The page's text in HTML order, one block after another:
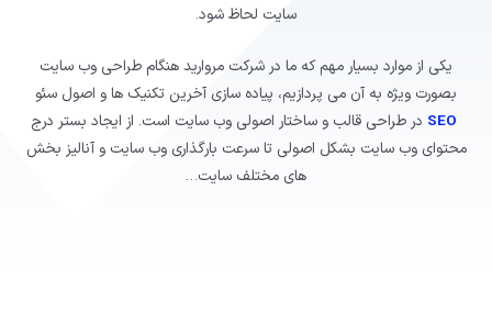
سایت لحاظ شود.
یکی از موارد بسیار مهم که ما در شرکت مروارید هنگام طراحی وب سایت
بصورت ویژه به آن می پردازیم، پیاده سازی آخرین تکنیک ها و اصول سئو
SEO در طراحی قالب و ساختار اصولی وب سایت است. از ایجاد بستر درج
محتوای وب سایت بشکل اصولی تا سرعت بارگذاری وب سایت و آنالیز بخش
های مختلف سایت…